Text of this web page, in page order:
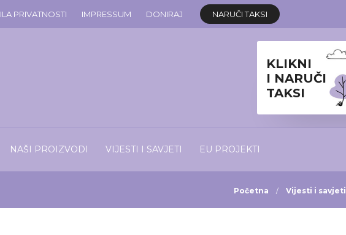
PRIVATNOSTI IMPRESSUM DONIRAJ NARUČI TAKSI
KLIKNI
I NARUČI
TAKSI
NAŠI PROIZVODI VIJESTI I SAVJETI EU PROJEKTI
Početna Vijesti i savjeti